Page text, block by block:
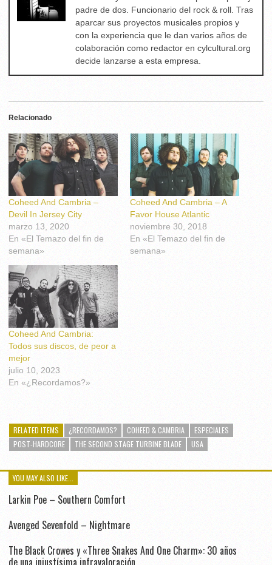
padre de dos. Funcionario del rock & roll. Tras
aparcar sus proyectos musicales propios y
con la experiencia que le dan varios años de
colaboración como redactor en cylcultural.org
decide lanzarse a esta empresa.
Relacionado
Coheed And Cambria –
Devil In Jersey City
marzo 13, 2020
En «El Temazo del fin de
semana»
Coheed And Cambria – A
Favor House Atlantic
noviembre 30, 2018
En «El Temazo del fin de
semana»
Coheed And Cambria:
Todos sus discos, de peor a
mejor
julio 10, 2023
En «¿Recordamos?»
RELATED ITEMS ¿RECORDAMOS? COHEED & CAMBRIA
ESPECIALES
POST-HARDCORE
THE SECOND STAGE TURBINE BLADE USA
YOU MAY ALSO LIKE...
Larkin Poe – Southern Comfort
Avenged Sevenfold – Nightmare
The Black Crowes y «Three Snakes And One Charm»: 30 años
de una injustísima infravaloración